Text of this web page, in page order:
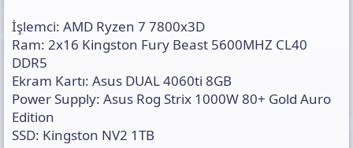
İşlemci: AMD Ryzen 7 7800x3D
Ram: 2x16 Kingston Fury Beast 5600MHZ CL40
DDR5
Ekram Kartı: Asus DUAL 4060ti 8GB
Power Supply: Asus Rog Strix 1000W 80+ Gold Auro
Edition
SSD: Kingston NV2 1TB